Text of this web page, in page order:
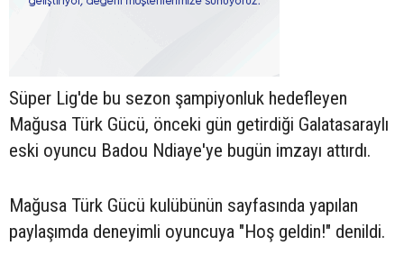
Süper Lig'de bu sezon şampiyonluk hedefleyen
Mağusa Türk Gücü, önceki gün getirdiği Galatasaraylı
eski oyuncu Badou Ndiaye'ye bugün imzayı attırdı.
Mağusa Türk Gücü kulübünün sayfasında yapılan
paylaşımda deneyimli oyuncuya "Hoş geldin!" denildi.